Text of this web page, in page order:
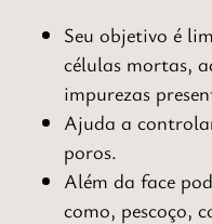
Seu objetivo é
células mortas,
impurezas
Ajuda a
poros.
Além da face
como, pescoço,